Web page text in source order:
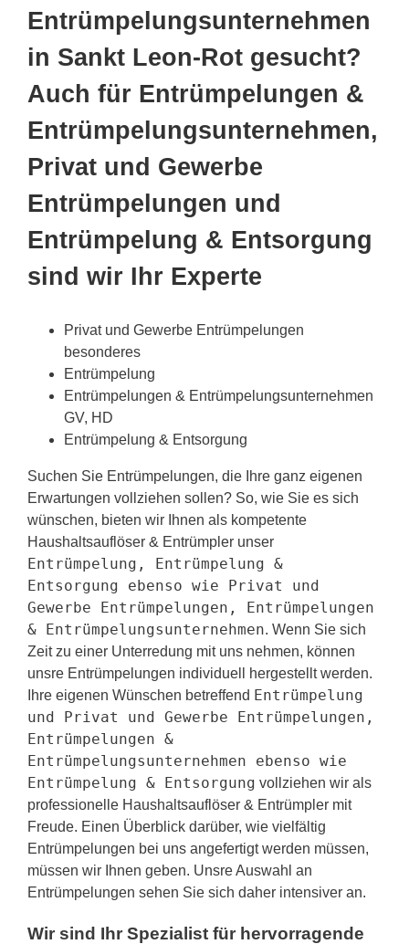
Entrümpelungsunternehmen
in Sankt Leon-Rot gesucht?
Auch für Entrümpelungen &
Entrümpelungsunternehmen,
Privat und Gewerbe
Entrümpelungen und
Entrümpelung & Entsorgung
sind wir Ihr Experte
Privat und Gewerbe Entrümpelungen
besonderes
Entrümpelung
Entrümpelungen & Entrümpelungsunternehmen
GV, HD
Entrümpelung & Entsorgung
Suchen Sie Entrümpelungen, die Ihre ganz eigenen
Erwartungen vollziehen sollen? So, wie Sie es sich
wünschen, bieten wir Ihnen als kompetente
Haushaltsauflöser & Entrümpler unser
Entrümpelung, Entrümpelung &
Entsorgung ebenso wie Privat und
Gewerbe Entrümpelungen, Entrümpelungen
& Entrümpelungsunternehmen. Wenn Sie sich
Zeit zu einer Unterredung mit uns nehmen, können
unsre Entrümpelungen individuell hergestellt werden.
Ihre eigenen Wünschen betreffend Entrümpelung
und Privat und Gewerbe Entrümpelungen,
Entrümpelungen &
Entrümpelungsunternehmen ebenso wie
Entrümpelung & Entsorgung vollziehen wir als
professionelle Haushaltsauflöser & Entrümpler mit
Freude. Einen Überblick darüber, wie vielfältig
Entrümpelungen bei uns angefertigt werden müssen,
müssen wir Ihnen geben. Unsre Auswahl an
Entrümpelungen sehen Sie sich daher intensiver an.
Wir sind Ihr Spezialist für hervorragende